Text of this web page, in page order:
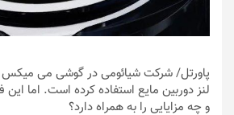
پاورتل/ شرکت شیائومی در گوشی می میکس
لنز دوربین مایع استفاده کرده است. اما
و چه مزایایی را به همراه دارد؟